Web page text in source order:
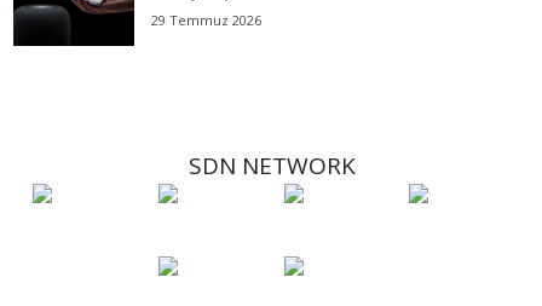
29 Temmuz 2026
SDN NETWORK